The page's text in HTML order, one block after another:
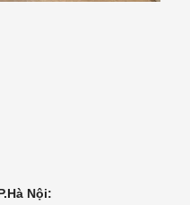
Nội: